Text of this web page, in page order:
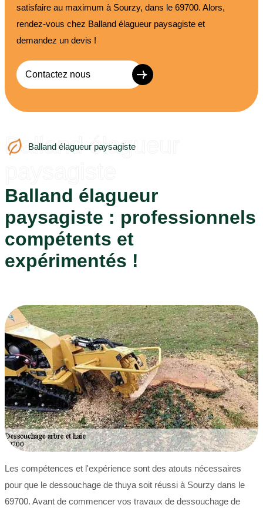
satisfaire au maximum à Sourzy, dans le 69700. Alors,
rendez-vous chez Balland élagueur paysagiste et
demandez un devis !
Contactez nous
Balland élagueur paysagiste
Balland élagueur
Balland élagueur
paysagiste : professionnels
compétents et
expérimentés !
Les compétences et l'expérience sont des atouts nécessaires
pour que le dessouchage de thuya soit réussi à Sourzy dans le
69700. Avant de commencer vos travaux de dessouchage de